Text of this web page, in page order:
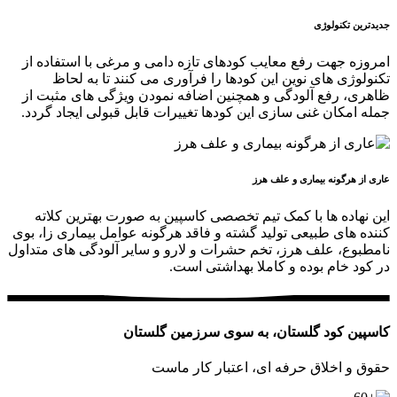
جدیدترین تکنولوژی
امروزه جهت رفع معایب کودهای تازه دامی و مرغی با استفاده از
تکنولوژی های نوین این کودها را فرآوری می کنند تا به لحاظ
ظاهری، رفع آلودگی و همچنین اضافه نمودن ویژگی های مثبت از
جمله امکان غنی سازی این کودها تغییرات قابل قبولی ایجاد گردد.
عاری از هرگونه بیماری و علف هرز
این نهاده ها با کمک تیم تخصصی کاسپین به صورت بهترین کلاته
کننده های طبیعی تولید گشته و فاقد هرگونه عوامل بیماری زا، بوی
نامطبوع، علف هرز، تخم حشرات و لارو و سایر آلودگی های متداول
در کود خام بوده و کاملا بهداشتی است.
کاسپین کود گلستان، به سوی سرزمین گلستان
حقوق و اخلاق حرفه ای، اعتبار کار ماست